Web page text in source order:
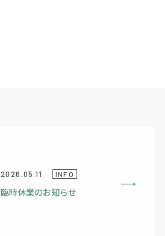
2026.05.11 INFO
臨時休業のお知らせ